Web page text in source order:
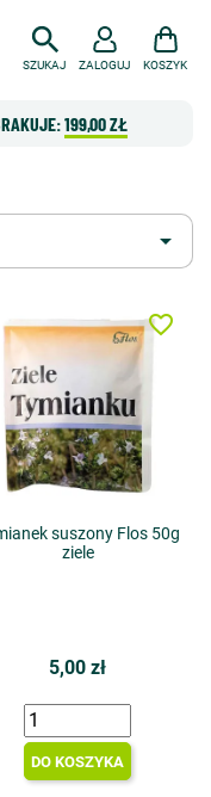
SZUKAJ
199,00 ZŁ
ZALOGUJ KOSZYK

suszony Flos 50g
ziele
5,00 zł
DO KOSZYKA
favorite_border